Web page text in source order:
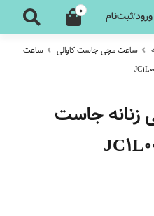
ورود/ثبت‌نام 0
ساعت مچی جاست کاوالی
ساعت
زنانه جاست